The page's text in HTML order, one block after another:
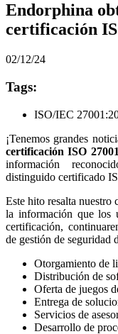
Endorphina
certificación
02/12/24
Tags:
ISO/IEC
¡Tenemos grandes
certificación ISO 27001
información
distinguido certificado
Este hito resalta
la información que los
certificación,
de gestión de seguridad
Otorgamiento de
Distribución de
Oferta de juegos
Entrega de
Servicios de
Desarrollo de